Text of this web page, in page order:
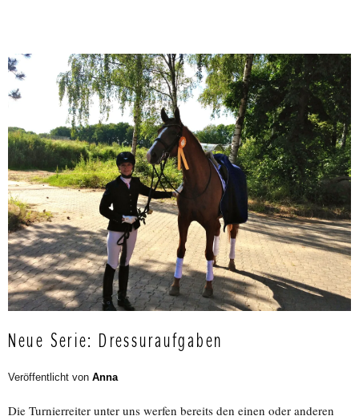
Neue Serie: Dressuraufgaben
Veröffentlicht von Anna
Die Turnierreiter unter uns werfen bereits den einen oder anderen